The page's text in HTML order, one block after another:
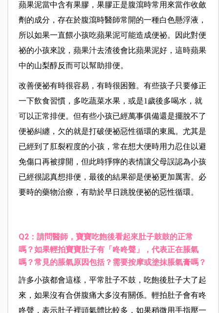
蘋果泥當中含有果膠，果膠正是腹瀉時常用來當作收斂
劑的成分，存在於腹瀉時醫師常開的一種白色懸浮液，
所以如果一直餵小孩吃蘋果泥可能造成便祕。因此對便
祕的小孩來說，蘋果汁去渣後會比蘋果泥好，這時蘋果
中的山梨醇反而可以幫助排便。
改善便祕有時很容易，有時很困難。有些孩子只要修正
一下飲食習慣，多吃蔬菜水果，或是1歲後多喝水，就
可以正常排便。但有些小孩已經萬事俱備還是擺脫不了
便祕糾纏，欠的就是打破便祕惡性循環的東風。尤其是
已經到了肛裂程度的小孩，常在想大便時用力忍住以避
免傷口再被撐開，但此時猙獰的表情讓父母誤認為小孩
已經很認真想排便，最後的結果卻是便祕更加厲害。必
要時的藥物治療，有助於早日跳脫便祕的惡性循環。
Q2：請問醫師，寶寶吃飽後看起來肚子鼓鼓的正常
嗎？如果輕拍寶寶肚子有「咚咚聲」，代表正在脹氣
嗎？常見的脹氣原因包括？需要按摩或塗抹脹氣膏嗎？
許多小孩都會這樣，平常肚子不鼓，吃飽後肚子大了起
來，如果沒有合併腹痛大多沒有關係。輕拍肚子會有咚
咚聲，表示肚子裡頭氣體比較多，如果稍微用手指壓一